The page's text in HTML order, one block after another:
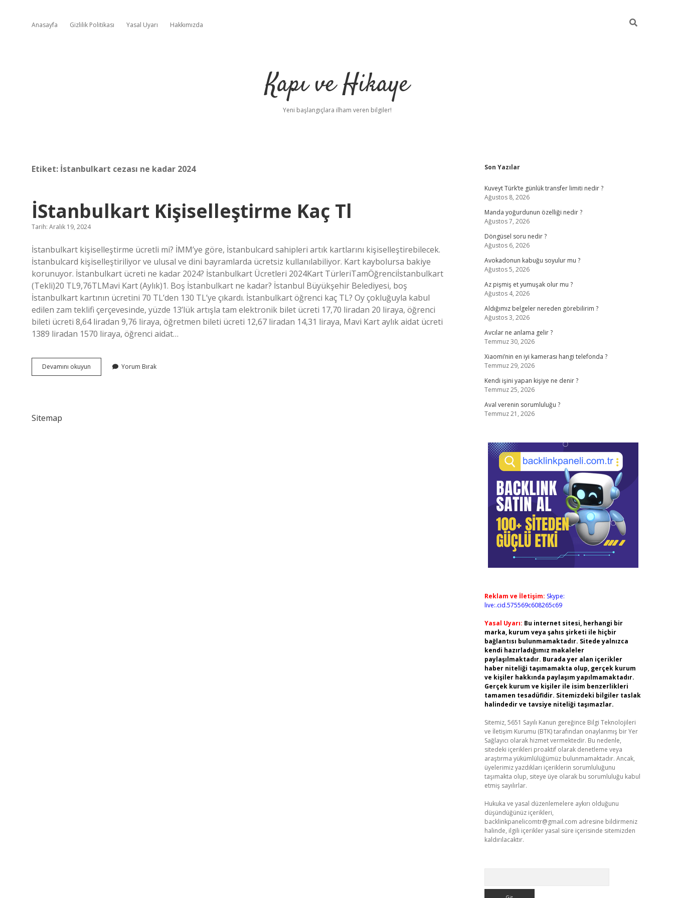
Anasayfa Gizlilik Politikası Yasal Uyarı Hakkımızda
Kapı ve Hikaye
Yeni başlangıçlara ilham veren bilgiler!
Etiket: İstanbulkart cezası ne kadar 2024
İStanbulkart Kişiselleştirme Kaç Tl
Tarih: Aralık 19, 2024
İstanbulkart kişiselleştirme ücretli mi? İMM’ye göre, İstanbulcard sahipleri artık kartlarını kişiselleştirebilecek.
İstanbulcard kişiselleştiriliyor ve ulusal ve dini bayramlarda ücretsiz kullanılabiliyor. Kart kaybolursa bakiye
korunuyor. İstanbulkart ücreti ne kadar 2024? İstanbulkart Ücretleri 2024Kart TürleriTamÖğrenciİstanbulkart
(Tekli)20 TL9,76TLMavi Kart (Aylık)1. Boş İstanbulkart ne kadar? İstanbul Büyükşehir Belediyesi, boş
İstanbulkart kartının ücretini 70 TL’den 130 TL’ye çıkardı. İstanbulkart öğrenci kaç TL? Oy çokluğuyla kabul
edilen zam teklifi çerçevesinde, yüzde 13’lük artışla tam elektronik bilet ücreti 17,70 liradan 20 liraya, öğrenci
bileti ücreti 8,64 liradan 9,76 liraya, öğretmen bileti ücreti 12,67 liradan 14,31 liraya, Mavi Kart aylık aidat ücreti
1389 liradan 1570 liraya, öğrenci aidat…
Devamını okuyun İStanbulkart
Kişiselleştirme
Yorum Bırak
Sitemap
Sidebar
Son Yazılar
Kuveyt Türk’te günlük transfer limiti nedir ?
Ağustos 8, 2026
Manda yoğurdunun özelliği nedir ?
Ağustos 7, 2026
Döngüsel soru nedir ?
Ağustos 6, 2026
Avokadonun kabuğu soyulur mu ?
Ağustos 5, 2026
Az pişmiş et yumuşak olur mu ?
Ağustos 4, 2026
Aldığımız belgeler nereden görebilirim ?
Ağustos 3, 2026
Avcılar ne anlama gelir ?
Temmuz 30, 2026
Xiaomi’nin en iyi kamerası hangi telefonda ?
Temmuz 29, 2026
Kendi işini yapan kişiye ne denir ?
Temmuz 25, 2026
Aval verenin sorumluluğu ?
Temmuz 21, 2026
Reklam ve İletişim: Skype:
live:.cid.575569c608265c69
Yasal Uyarı: Bu internet sitesi, herhangi bir
marka, kurum veya şahıs şirketi ile hiçbir
bağlantısı bulunmamaktadır. Sitede yalnızca
kendi hazırladığımız makaleler
paylaşılmaktadır. Burada yer alan içerikler
haber niteliği taşımamakta olup, gerçek kurum
ve kişiler hakkında paylaşım yapılmamaktadır.
Gerçek kurum ve kişiler ile isim benzerlikleri
tamamen tesadüfidir. Sitemizdeki bilgiler taslak
halindedir ve tavsiye niteliği taşımazlar.
Sitemiz, 5651 Sayılı Kanun gereğince Bilgi Teknolojileri
ve İletişim Kurumu (BTK) tarafından onaylanmış bir Yer
Sağlayıcı olarak hizmet vermektedir. Bu nedenle,
sitedeki içerikleri proaktif olarak denetleme veya
araştırma yükümlülüğümüz bulunmamaktadır. Ancak,
üyelerimiz yazdıkları içeriklerin sorumluluğunu
taşımakta olup, siteye üye olarak bu sorumluluğu kabul
etmiş sayılırlar.
Hukuka ve yasal düzenlemelere aykırı olduğunu
düşündüğünüz içerikleri,
backlinkpanelicomtr@gmail.com adresine bildirmeniz
halinde, ilgili içerikler yasal süre içerisinde sitemizden
kaldırılacaktır.